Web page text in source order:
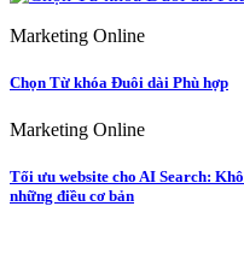
Marketing Online
Chọn Từ khóa Đuôi dài Phù hợp
Marketing Online
Tối ưu website cho AI Search:
những điều cơ bản